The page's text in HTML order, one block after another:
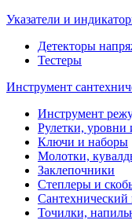
Указатели и
Детекторы
Тестеры
Инструмент
Инструмент
Рулетки, уровни
Ключи и наборы
Молотки,
Заклепочники
Степлеры и
Сантехнический
Точилки,